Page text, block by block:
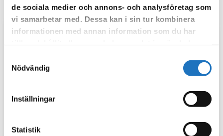
de sociala medier och annons- och analysföretag som
vi samarbetar med. Dessa kan i sin tur kombinera
informationen med annan information som du har
Nödvändig
Inställningar
Statistik
Anmäl dig till vår sms-tjänst.
om driftstörningar och andra händelser som kan påverka dig